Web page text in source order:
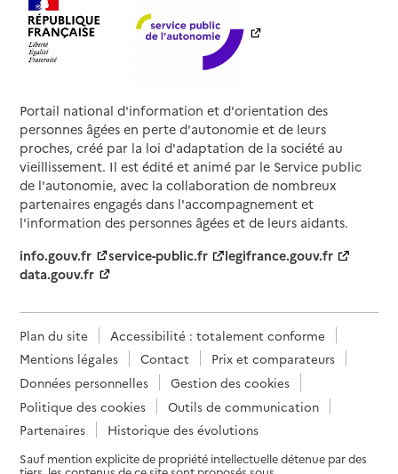
Portail national d'information et d'orientation des
personnes âgées en perte d'autonomie et de leurs
proches, créé par la loi d'adaptation de la société au
vieillissement. Il est édité et animé par le Service public
de l'autonomie, avec la collaboration de nombreux
partenaires engagés dans l'accompagnement et
l'information des personnes âgées et de leurs aidants.
info.gouv.fr
service-public.fr
legifrance.gouv.fr
data.gouv.fr
Plan du site
Accessibilité : totalement conforme
Mentions légales
Contact
Prix et comparateurs
Données personnelles
Gestion des cookies
Politique des cookies
Outils de communication
Partenaires
Historique des évolutions
Sauf mention explicite de propriété intellectuelle détenue par des